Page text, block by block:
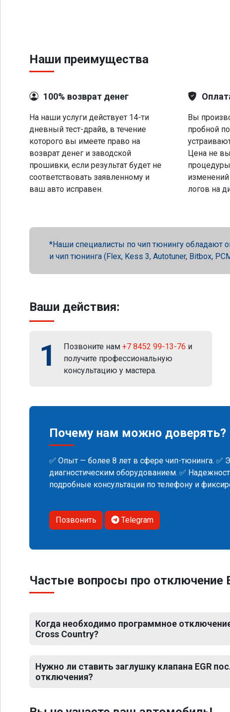
Наши преимущества
100% возврат денег
На наши услуги действует 14-ти
дневный тест-драйв, в течение
которого вы имеете право на
возврат денег и заводской
прошивки, если результат будет не
соответствовать заявленному и
ваш авто исправен.
Вы
пробной
Цена не
логов на
Наши специалисты по чип тюнингу обладают
и чип тюнинга (Flex, Kess 3, Autotuner, Bitbox,
Ваши действия:
1 Позвоните нам +7 8452 99-13-76 и
получите профессиональную
консультацию у мастера.
Почему нам можно доверять?
✅ Опыт — более 8 лет в сфере чип-тюнинга.
диагностическим оборудованием. ✅
подробные консультации по телефону и
Позвонить Telegram
Частые вопросы про отключение
Когда необходимо программное
Cross Country?
Нужно ли ставить заглушку клапана EGR
отключения?